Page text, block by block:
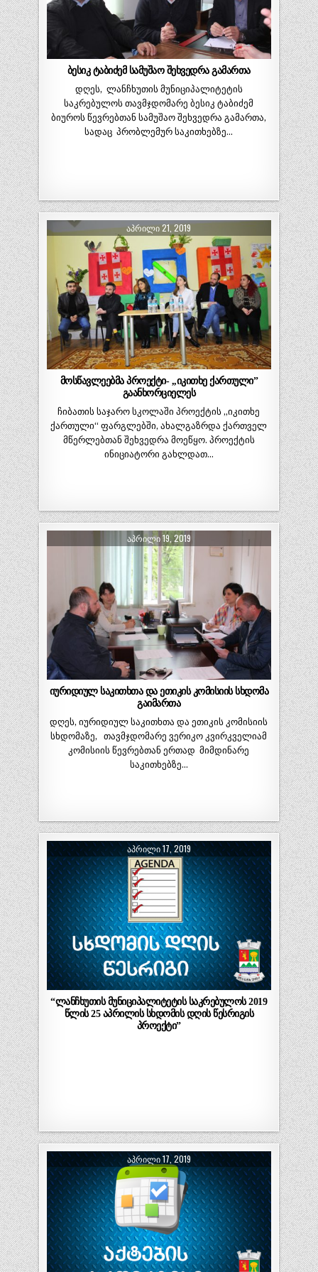
ბესიკ ტაბიძემ სამუშაო შეხვედრა გამართა
დღეს, ლანჩხუთის მუნიციპალიტეტის
საკრებულოს თავმჯდომარე ბესიკ ტაბიძემ
ბიუროს წევრებთან სამუშაო შეხვედრა გამართა,
სადაც პრობლემურ საკითხებზე…
ᲐᲞᲠᲘᲚᲘ 21, 2019
მოსწავლეებმა პროექტი- ,,იკითხე ქართული”
გაანხორციელეს
ჩიბათის საჯარო სკოლაში პროექტის ,,იკითხე
ქართული“ ფარგლებში, ახალგაზრდა ქართველ
მწერლებთან შეხვედრა მოეწყო. პროექტის
ინიციატორი გახლდათ…
ᲐᲞᲠᲘᲚᲘ 19, 2019
იურიდიულ საკითხთა და ეთიკის კომისიის სხდომა
გაიმართა
დღეს, იურიდიულ საკითხთა და ეთიკის კომისიის
სხდომაზე, თავმჯდომარე ვერიკო კვირკველიამ
კომისიის წევრებთან ერთად მიმდინარე
საკითხებზე…
ᲐᲞᲠᲘᲚᲘ 17, 2019
“ლანჩხუთის მუნიციპალიტეტის საკრებულოს 2019
წლის 25 აპრილის სხდომის დღის წესრიგის
პროექტი”
ᲐᲞᲠᲘᲚᲘ 17, 2019